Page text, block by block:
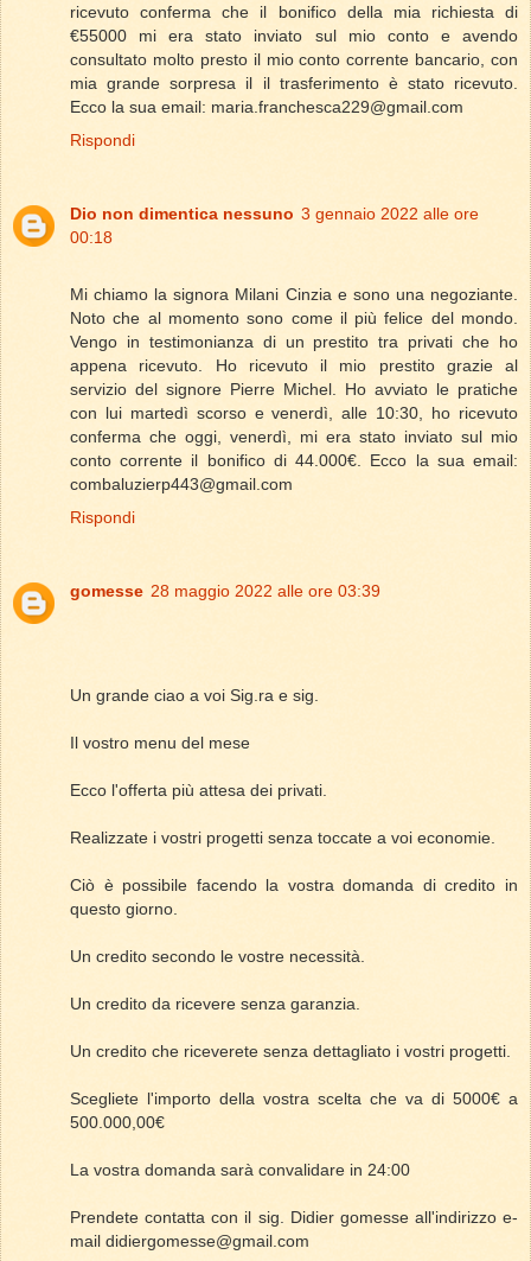
ricevuto conferma che il bonifico della mia richiesta di
€55000 mi era stato inviato sul mio conto e avendo
consultato molto presto il mio conto corrente bancario, con
mia grande sorpresa il il trasferimento è stato ricevuto.
Ecco la sua email: maria.franchesca229@gmail.com
Rispondi
Dio non dimentica nessuno 3 gennaio 2022 alle ore
00:18
Mi chiamo la signora Milani Cinzia e sono una negoziante.
Noto che al momento sono come il più felice del mondo.
Vengo in testimonianza di un prestito tra privati che ho
appena ricevuto. Ho ricevuto il mio prestito grazie al
servizio del signore Pierre Michel. Ho avviato le pratiche
con lui martedì scorso e venerdì, alle 10:30, ho ricevuto
conferma che oggi, venerdì, mi era stato inviato sul mio
conto corrente il bonifico di 44.000€. Ecco la sua email:
combaluzierp443@gmail.com
Rispondi
gomesse 28 maggio 2022 alle ore 03:39
Un grande ciao a voi Sig.ra e sig.
Il vostro menu del mese
Ecco l'offerta più attesa dei privati.
Realizzate i vostri progetti senza toccate a voi economie.
Ciò è possibile facendo la vostra domanda di credito in
questo giorno.
Un credito secondo le vostre necessità.
Un credito da ricevere senza garanzia.
Un credito che riceverete senza dettagliato i vostri progetti.
Scegliete l'importo della vostra scelta che va di 5000€ a
500.000,00€
La vostra domanda sarà convalidare in 24:00
Prendete contatta con il sig. Didier gomesse all'indirizzo e-
mail didiergomesse@gmail.com